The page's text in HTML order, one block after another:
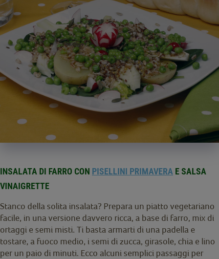
INSALATA DI FARRO CON PISELLINI PRIMAVERA E SALSA
VINAIGRETTE
Stanco della solita insalata? Prepara un piatto vegetariano
facile, in una versione davvero ricca, a base di farro, mix di
ortaggi e semi misti. Ti basta armarti di una padella e
tostare, a fuoco medio, i semi di zucca, girasole, chia e lino
per un paio di minuti. Ecco alcuni semplici passaggi per